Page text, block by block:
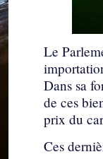
Le
Dans sa
de ces
prix du
Ces